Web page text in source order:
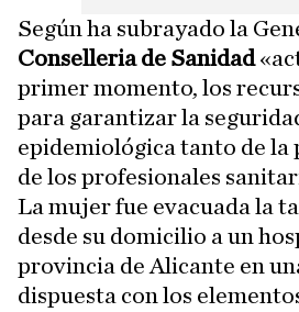
Según ha subrayado la
Conselleria de Sanidad
primer momento, los
para garantizar la
epidemiológica tanto de la
de los profesionales
La mujer fue evacuada la
desde su domicilio a un
provincia de Alicante en
dispuesta con los